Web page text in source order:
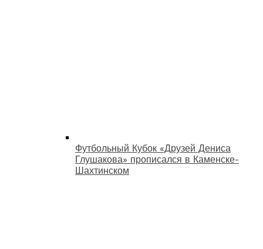
Футбольный Кубок «Друзей Дениса
Глушакова» прописался в Каменске-
Шахтинском